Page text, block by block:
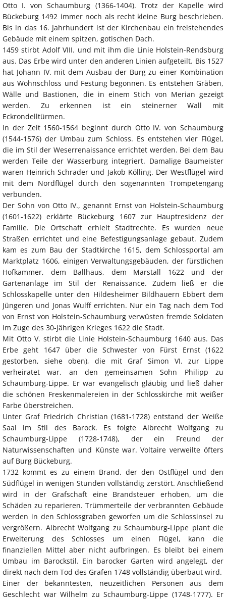
Otto I. von Schaumburg (1366-1404). Trotz der Kapelle wird
Bückeburg 1492 immer noch als recht kleine Burg beschrieben.
Bis in das 16. Jahrhundert ist der Kirchenbau ein freistehendes
Gebäude mit einem spitzen, gotischen Dach.
1459 stirbt Adolf VIII. und mit ihm die Linie Holstein-Rendsburg
aus. Das Erbe wird unter den anderen Linien aufgeteilt. Bis 1527
hat Johann IV. mit dem Ausbau der Burg zu einer Kombination
aus Wohnschloss und Festung begonnen. Es entstehen Gräben,
Wälle und Bastionen, die in einem Stich von Merian gezeigt
werden. Zu erkennen ist ein steinerner Wall mit
Eckrondelltürmen.
In der Zeit 1560-1564 beginnt durch Otto IV. von Schaumburg
(1544-1576) der Umbau zum Schloss. Es entstehen vier Flügel,
die im Stil der Weserrenaissance errichtet werden. Bei dem Bau
werden Teile der Wasserburg integriert. Damalige Baumeister
waren Heinrich Schrader und Jakob Kölling. Der Westflügel wird
mit dem Nordflügel durch den sogenannten Trompetengang
verbunden.
Der Sohn von Otto IV., genannt Ernst von Holstein-Schaumburg
(1601-1622) erklärte Bückeburg 1607 zur Hauptresidenz der
Familie. Die Ortschaft erhielt Stadtrechte. Es wurden neue
Straßen errichtet und eine Befestigungsanlage gebaut. Zudem
kam es zum Bau der Stadtkirche 1615, dem Schlossportal am
Marktplatz 1606, einigen Verwaltungsgebäuden, der fürstlichen
Hofkammer, dem Ballhaus, dem Marstall 1622 und der
Gartenanlage im Stil der Renaissance. Zudem ließ er die
Schlosskapelle unter den Hildesheimer Bildhauern Ebbert dem
Jüngeren und Jonas Wulff errichten. Nur ein Tag nach dem Tod
von Ernst von Holstein-Schaumburg verwüsten fremde Soldaten
im Zuge des 30-jährigen Krieges 1622 die Stadt.
Mit Otto V. stirbt die Linie Holstein-Schaumburg 1640 aus. Das
Erbe geht 1647 über die Schwester von Fürst Ernst (1622
gestorben, siehe oben), die mit Graf Simon VI. zur Lippe
verheiratet war, an den gemeinsamen Sohn Philipp zu
Schaumburg-Lippe. Er war evangelisch gläubig und ließ daher
die schönen Freskenmalereien in der Schlosskirche mit weißer
Farbe überstreichen.
Unter Graf Friedrich Christian (1681-1728) entstand der Weiße
Saal im Stil des Barock. Es folgte Albrecht Wolfgang zu
Schaumburg-Lippe (1728-1748), der ein Freund der
Naturwissenschaften und Künste war. Voltaire verweilte öfters
auf Burg Bückeburg.
1732 kommt es zu einem Brand, der den Ostflügel und den
Südflügel in wenigen Stunden vollständig zerstört. Anschließend
wird in der Grafschaft eine Brandsteuer erhoben, um die
Schäden zu reparieren. Trümmerteile der verbrannten Gebäude
werden in den Schlossgraben geworfen um die Schlossinsel zu
vergrößern. Albrecht Wolfgang zu Schaumburg-Lippe plant die
Erweiterung des Schlosses um einen Flügel, kann die
finanziellen Mittel aber nicht aufbringen. Es bleibt bei einem
Umbau im Barockstil. Ein barocker Garten wird angelegt, der
direkt nach dem Tod des Grafen 1748 vollständig überbaut wird.
Einer der bekanntesten, neuzeitlichen Personen aus dem
Geschlecht war Wilhelm zu Schaumburg-Lippe (1748-1777). Er